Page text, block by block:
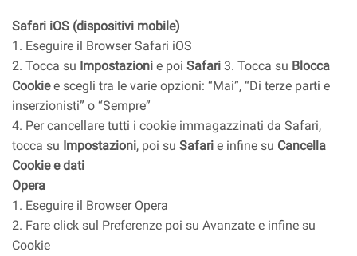
Safari iOS (dispositivi mobile)
1. Eseguire il Browser Safari iOS
2. Tocca su Impostazioni e poi Safari 3. Tocca su Blocca
Cookiee scegli tra le varie opzioni: “Mai”, “Di terze parti e
inserzionisti” o “Sempre”
4. Per cancellare tutti i cookie immagazzinati da Safari,
tocca su Impostazioni, poi su Safari e infine su Cancella
Cookie e dati
Opera
1. Eseguire il Browser Opera
2. Fare click sul Preferenze poi su Avanzate e infine su
Cookie